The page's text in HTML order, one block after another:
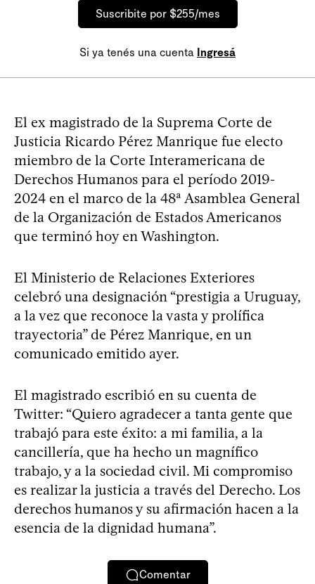
Suscribite por $255/mes
Si ya tenés una cuenta Ingresá
El ex magistrado de la Suprema Corte de
Justicia Ricardo Pérez Manrique fue electo
miembro de la Corte Interamericana de
Derechos Humanos para el período 2019-
2024 en el marco de la 48ª Asamblea General
de la Organización de Estados Americanos
que terminó hoy en Washington.
El Ministerio de Relaciones Exteriores
celebró una designación “prestigia a Uruguay,
a la vez que reconoce la vasta y prolífica
trayectoria” de Pérez Manrique, en un
comunicado emitido ayer.
El magistrado escribió en su cuenta de
Twitter: “Quiero agradecer a tanta gente que
trabajó para este éxito: a mi familia, a la
cancillería, que ha hecho un magnífico
trabajo, y a la sociedad civil. Mi compromiso
es realizar la justicia a través del Derecho. Los
derechos humanos y su afirmación hacen a la
esencia de la dignidad humana”.
Comentar